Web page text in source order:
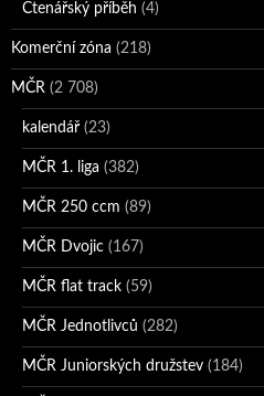
Čtenářský příběh (4)
Komerční zóna (218)
MČR (2 708)
kalendář (23)
MČR 1. liga (382)
MČR 250 ccm (89)
MČR Dvojic (167)
MČR flat track (59)
MČR Jednotlivců (282)
MČR Juniorských družstev (184)